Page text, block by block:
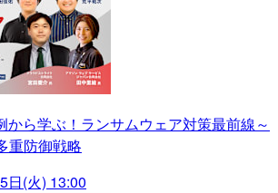
から学ぶ！ランサムウェア対策最前線～
重防御戦略
日(火) 13:00